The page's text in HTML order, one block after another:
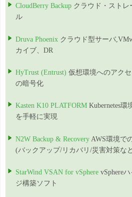
CloudBerry Backup クラウド・スト
ル
Druva Phoenix クラウド型サーバ
カイブ、DR
HyTrust (Entrust) 仮想環境へのアク
の暗号化
Kasten K10 PLATFORM Kubernetes
を手軽に実現
N2W Backup & Recovery AWS環境で
(バックアップ/リカバリ/災害対策な
StarWind VSAN for vSphere vSphere
ジ構築ソフト